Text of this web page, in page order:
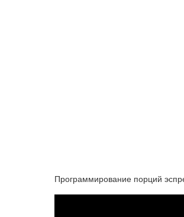
Программирование порций